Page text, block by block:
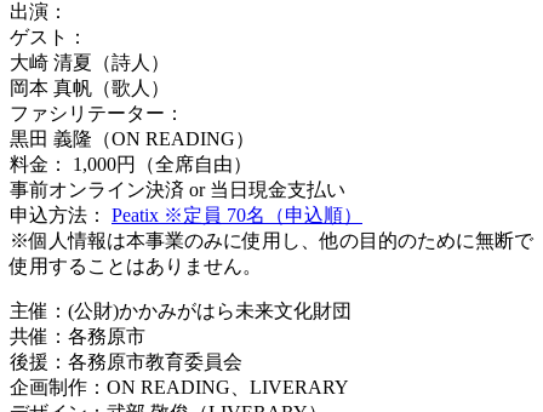
出演：
ゲスト：
大崎 清夏（詩人）
岡本 真帆（歌人）
ファシリテーター：
黒田 義隆（ON READING）
料金： 1,000円（全席自由）
事前オンライン決済 or 当日現金支払い
申込方法： Peatix ※定員 70名（申込順）
※個人情報は本事業のみに使用し、他の目的のために無断で
使用することはありません。
主催：(公財)かかみがはら未来文化財団
共催：各務原市
後援：各務原市教育委員会
企画制作：ON READING、LIVERARY